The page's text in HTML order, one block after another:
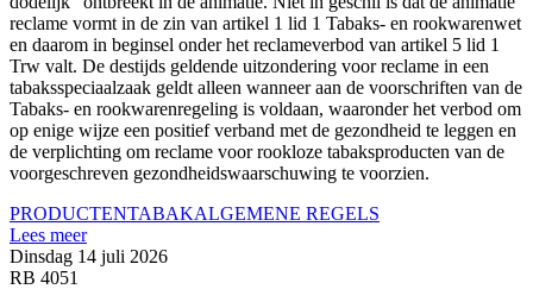
reclame vormt in de zin van artikel 1 lid 1 Tabaks- en rookwarenwet
en daarom in beginsel onder het reclameverbod van artikel 5 lid 1
Trw valt. De destijds geldende uitzondering voor reclame in een
tabaksspeciaalzaak geldt alleen wanneer aan de voorschriften van de
Tabaks- en rookwarenregeling is voldaan, waaronder het verbod om
op enige wijze een positief verband met de gezondheid te leggen en
de verplichting om reclame voor rookloze tabaksproducten van de
voorgeschreven gezondheidswaarschuwing te voorzien.
PRODUCTENTABAKALGEMENE REGELS
Lees meer
Dinsdag 14 juli 2026
RB 4051